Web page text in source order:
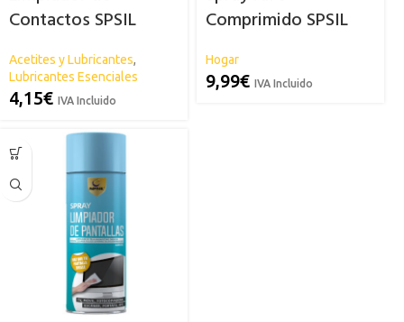
Contactos SPSIL
Acetites y Lubricantes,
Lubricantes Esenciales
4,15€ IVA Incluido
Comprimido SPSIL
Hogar
9,99€ IVA Incluido